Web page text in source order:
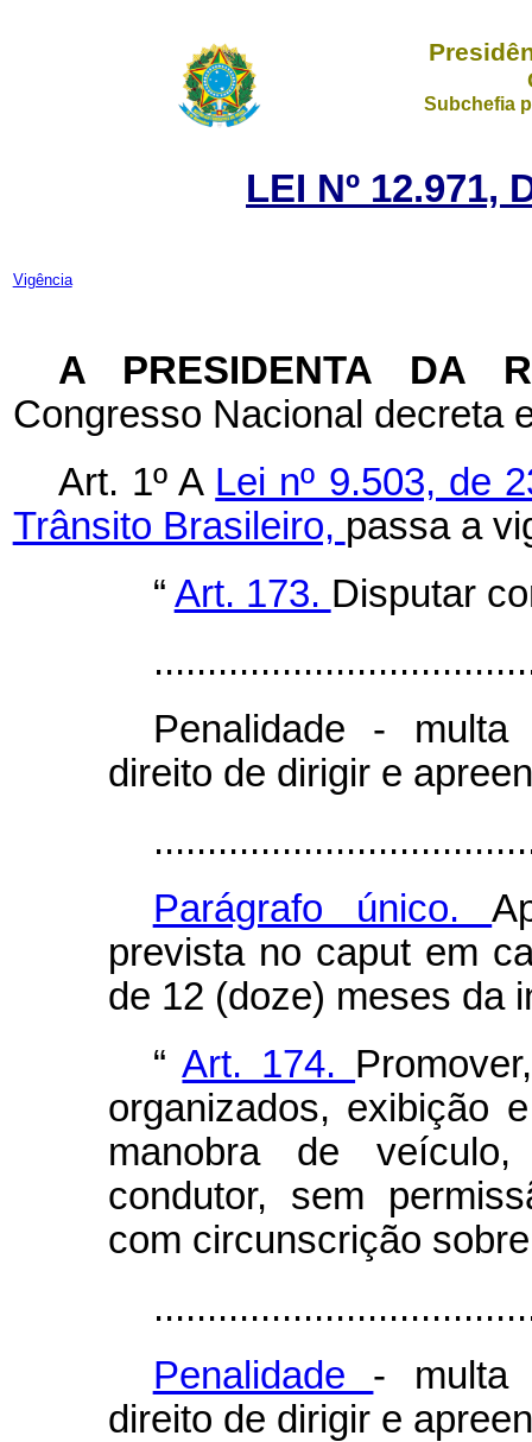
Subchefia
LEI Nº 12.971,
Vigência
A PRESIDENTA DA
Congresso Nacional decreta
Art. 1º A Lei nº 9.503, de
Trânsito Brasileiro, passa a
“ Art. 173. Disputar
Penalidade -
direito de dirigir e
Parágrafo único.
prevista no caput em
de 12 (doze) meses da
“Art. 174.
organizados, exibição
manobra de
condutor, sem
com circunscrição
Penalidade - multa
direito de dirigir e